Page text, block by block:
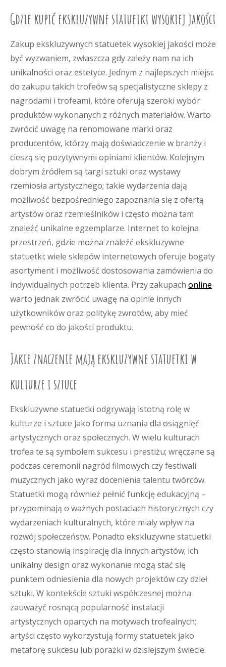
Gdzie kupić ekskluzywne statuetki wysokiej jakości
Zakup ekskluzywnych statuetek wysokiej jakości może
być wyzwaniem, zwłaszcza gdy zależy nam na ich
unikalności oraz estetyce. Jednym z najlepszych miejsc
do zakupu takich trofeów są specjalistyczne sklepy z
nagrodami i trofeami, które oferują szeroki wybór
produktów wykonanych z różnych materiałów. Warto
zwrócić uwagę na renomowane marki oraz
producentów, którzy mają doświadczenie w branży i
cieszą się pozytywnymi opiniami klientów. Kolejnym
dobrym źródłem są targi sztuki oraz wystawy
rzemiosła artystycznego; takie wydarzenia dają
możliwość bezpośredniego zapoznania się z ofertą
artystów oraz rzemieślników i często można tam
znaleźć unikalne egzemplarze. Internet to kolejna
przestrzeń, gdzie można znaleźć ekskluzywne
statuetki; wiele sklepów internetowych oferuje bogaty
asortyment i możliwość dostosowania zamówienia do
indywidualnych potrzeb klienta. Przy zakupach online
warto jednak zwrócić uwagę na opinie innych
użytkowników oraz politykę zwrotów, aby mieć
pewność co do jakości produktu.
Jakie znaczenie mają ekskluzywne statuetki w
kulturze i sztuce
Ekskluzywne statuetki odgrywają istotną rolę w
kulturze i sztuce jako forma uznania dla osiągnięć
artystycznych oraz społecznych. W wielu kulturach
trofea te są symbolem sukcesu i prestiżu; wręczane są
podczas ceremonii nagród filmowych czy festiwali
muzycznych jako wyraz docenienia talentu twórców.
Statuetki mogą również pełnić funkcję edukacyjną –
przypominają o ważnych postaciach historycznych czy
wydarzeniach kulturalnych, które miały wpływ na
rozwój społeczeństw. Ponadto ekskluzywne statuetki
często stanowią inspirację dla innych artystów; ich
unikalny design oraz wykonanie mogą stać się
punktem odniesienia dla nowych projektów czy dzieł
sztuki. W kontekście sztuki współczesnej można
zauważyć rosnącą popularność instalacji
artystycznych opartych na motywach trofealnych;
artyści często wykorzystują formy statuetek jako
metaforę sukcesu lub porażki w dzisiejszym świecie.